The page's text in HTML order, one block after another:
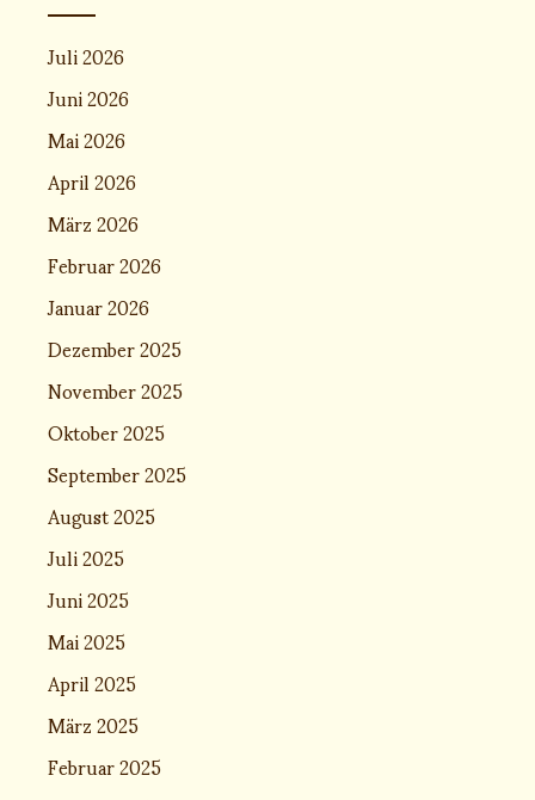
Juli 2026
Juni 2026
Mai 2026
April 2026
März 2026
Februar 2026
Januar 2026
Dezember 2025
November 2025
Oktober 2025
September 2025
August 2025
Juli 2025
Juni 2025
Mai 2025
April 2025
März 2025
Februar 2025